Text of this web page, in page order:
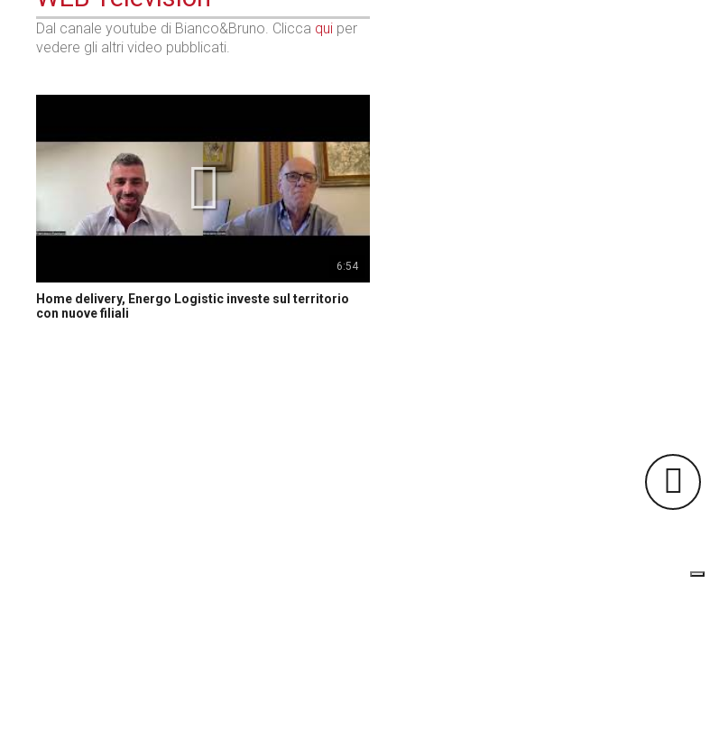
Dal canale youtube di Bianco&Bruno. Clicca qui per
vedere gli altri video pubblicati.
6:54
Home delivery, Energo Logistic investe sul territorio
con nuove filiali